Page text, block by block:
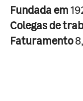
Fundada em
Colegas de
Faturamento